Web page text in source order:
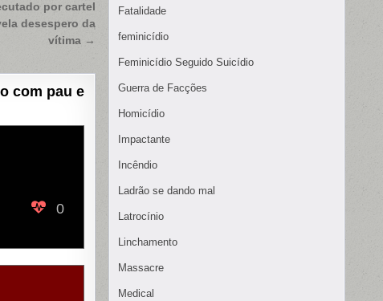
por cartel
desespero da
vítima →
com pau e
0
Fatalidade
feminicídio
Feminicídio Seguido Suicídio
Guerra de Facções
Homicídio
Impactante
Incêndio
Ladrão se dando mal
Latrocínio
Linchamento
Massacre
Medical